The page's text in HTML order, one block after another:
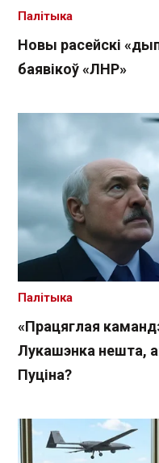
Новы расейскі
баявікоў «ЛНР»
Палітыка
«Працяглая
Лукашэнка нешта,
Пуціна?
Палітыка